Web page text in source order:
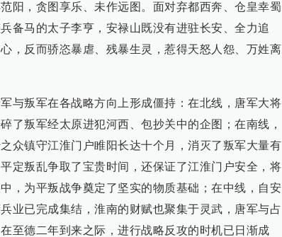
阳，贪图享乐、未作远图。面对弃都西奔、仓皇幸蜀
备马的太子李亨，安禄山既没有进驻长安、全力追
，反而骄恣暴虐、残暴生灵，惹得天怒人怨、万姓离
与叛军在各战略方向上形成僵持：在北线，唐军大将
了叛军经太原进犯河西、包抄关中的企图；在南线，
众镇守江淮门户睢阳长达十个月，消灭了叛军大量有
定叛乱争取了宝贵时间，还保证了江淮门户安全，将
，为平叛战争奠定了坚实的物质基础；在中线，自安
业已完成集结，淮南的财赋也聚集于灵武，唐军与占
至德二年到来之际，进行战略反攻的时机已日渐成